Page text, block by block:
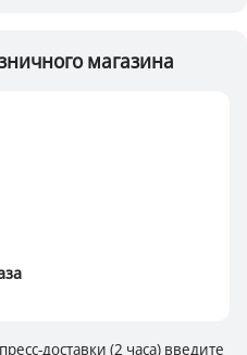
магазина
доставки (2 часа) введите